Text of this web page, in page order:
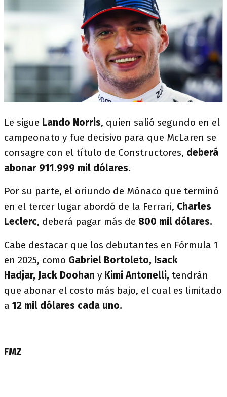
Le sigue Lando Norris, quien salió segundo en el
campeonato y fue decisivo para que McLaren se
consagre con el título de Constructores, deberá
abonar 911.999 mil dólares.
Por su parte, el oriundo de Mónaco que terminó
en el tercer lugar abordó de la Ferrari, Charles
Leclerc, deberá pagar más de 800 mil dólares.
Cabe destacar que los debutantes en Fórmula 1
en 2025, como Gabriel Bortoleto, Isack
Hadjar, Jack Doohan y Kimi Antonelli, tendrán
que abonar el costo más bajo, el cual es limitado
a 12 mil dólares cada uno.
FMZ